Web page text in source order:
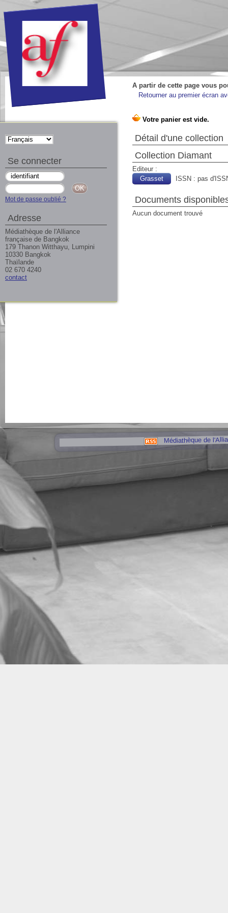
A partir de cette page vous
Retourner au premier écran
Détail d'une collection
Collection Diamant
Editeur :
Grasset
ISSN : pas
Documents
Aucun document trouvé
Médiathèque de
Se connecter
Mot de passe oublié ?
Adresse
Médiathèque de l'Alliance
française de Bangkok
179 Thanon Witthayu, Lumpini
10330 Bangkok
Thaïlande
02 670 4240
contact